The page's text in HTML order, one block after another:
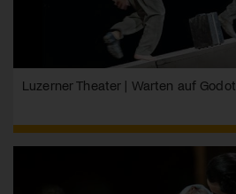
Luzerner Theater | Warten auf Godot